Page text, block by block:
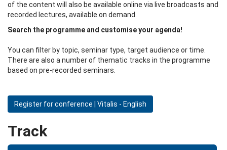
of the content will also be available online via live broadcasts and
recorded lectures, available on demand.
Search the programme and customise your agenda!
You can filter by topic, seminar type, target audience or time.
There are also a number of thematic tracks in the programme
based on pre-recorded seminars.
Register for conference | Vitalis - English
Track